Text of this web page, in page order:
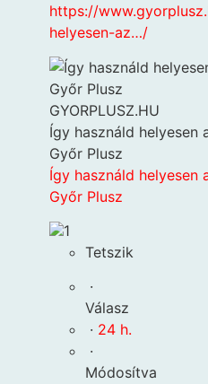
https://
helyesen-az…/
GYORPLUSZ.HU
Így használd helyesen
Győr Plusz
Így használd helyesen
Győr Plusz
1
Tetszik
·
Válasz
· 24 h.
·
Módosítva